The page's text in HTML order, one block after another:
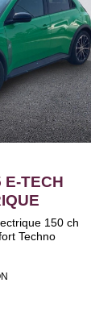
E-TECH
150 ch
Techno